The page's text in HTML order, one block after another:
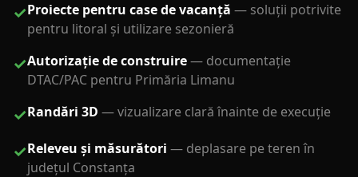
✓Proiecte pentru case de vacanță — soluții potrivite
pentru litoral și utilizare sezonieră
✓Autorizație de construire— documentație
DTAC/PAC pentru Primăria Limanu
✓Randări 3D —vizualizare clară înainte de execuție
✓Releveu și măsurători — deplasare pe teren în
județul Constanța